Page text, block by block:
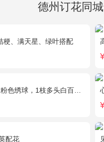
德州订花同
梗、满天星、绿叶搭配
多头白百合，桔梗、满天星、绿叶搭配
配花